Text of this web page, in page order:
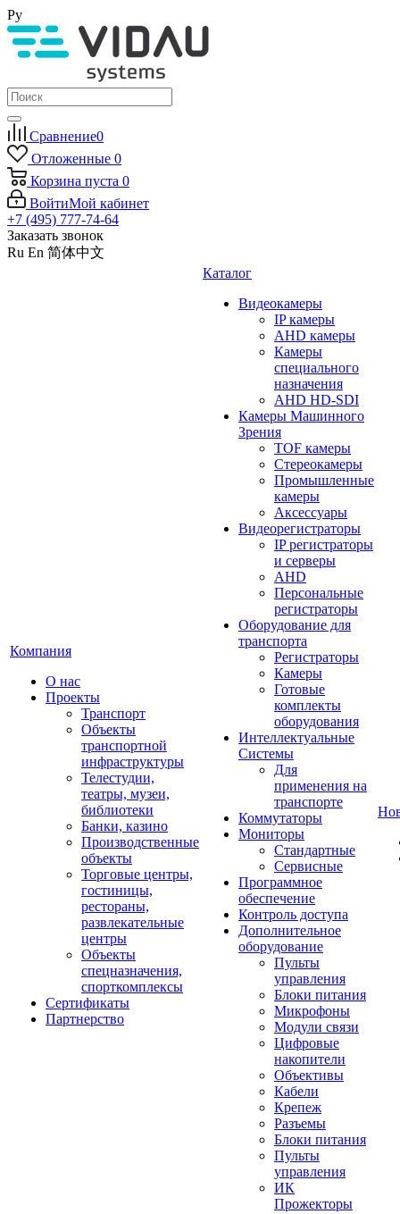
Ру
Сравнение0
Отложенные 0
Корзина пуста 0
ВойтиМой кабинет
+7 (495) 777-74-64
Заказать звонок
Ru En 简体中文
Компания
О нас
Проекты
Транспорт
Объекты
транспортной
инфраструктуры
Телестудии,
театры, музеи,
библиотеки
Банки, казино
Производственные
объекты
Торговые центры,
гостиницы,
рестораны,
развлекательные
центры
Объекты
спецназначения,
спорткомплексы
Сертификаты
Партнерство
Каталог
Видеокамеры
IP камеры
AHD камеры
Камеры
специального
назначения
AHD HD-SDI
Камеры Машинного
Зрения
TOF камеры
Стереокамеры
Промышленные
камеры
Аксессуары
Видеорегистраторы
IP регистраторы
и серверы
AHD
Персональные
регистраторы
Оборудование для
транспорта
Регистраторы
Камеры
Готовые
комплекты
оборудования
Интеллектуальные
Системы
Для
применения на
транспорте
Коммутаторы
Мониторы
Стандартные
Сервисные
Программное
обеспечение
Контроль доступа
Дополнительное
оборудование
Пульты
управления
Блоки питания
Микрофоны
Модули связи
Цифровые
накопители
Объективы
Кабели
Крепеж
Разъемы
Блоки питания
Пульты
управления
ИК
Прожекторы